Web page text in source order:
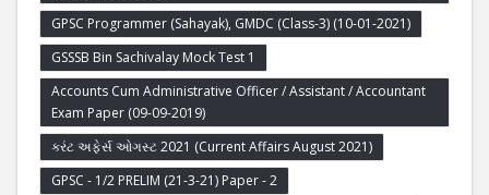
GPSC Programmer (Sahayak), GMDC (Class-3) (10-01-2021)
GSSSB Bin Sachivalay Mock Test 1
Accounts Cum Administrative Officer / Assistant / Accountant
Exam Paper (09-09-2019)
કરંટ અફેર્સ ઓગસ્ટ 2021 (Current Affairs August 2021)
GPSC - 1/2 PRELIM (21-3-21) Paper - 2